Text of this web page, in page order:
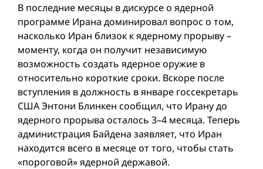
В последние месяцы в дискурсе о ядерной
программе Ирана доминировал вопрос о том,
насколько Иран близок к ядерному прорыву –
моменту, когда он получит независимую
возможность создать ядерное оружие в
относительно короткие сроки. Вскоре после
вступления в должность в январе госсекретарь
США Энтони Блинкен сообщил, что Ирану до
ядерного прорыва осталось 3–4 месяца. Теперь
администрация Байдена заявляет, что Иран
находится всего в месяце от того, чтобы стать
«пороговой» ядерной державой.